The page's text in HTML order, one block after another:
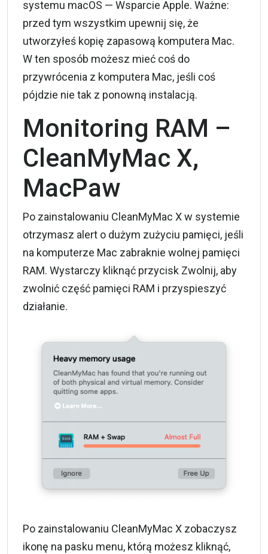
systemu macOS — Wsparcie Apple. Ważne:
przed tym wszystkim upewnij się, że
utworzyłeś kopię zapasową komputera Mac.
W ten sposób możesz mieć coś do
przywrócenia z komputera Mac, jeśli coś
pójdzie nie tak z ponowną instalacją.
Monitoring RAM –
CleanMyMac X,
MacPaw
Po zainstalowaniu CleanMyMac Xw systemie
otrzymasz alert o dużym zużyciu pamięci, jeśli
na komputerze Mac zabraknie wolnej pamięci
RAM. Wystarczy kliknąć przycisk Zwolnij, aby
zwolnić część pamięci RAM i przyspieszyć
działanie.
Po zainstalowaniu CleanMyMac X zobaczysz
ikonę na pasku menu, którą możesz kliknąć,